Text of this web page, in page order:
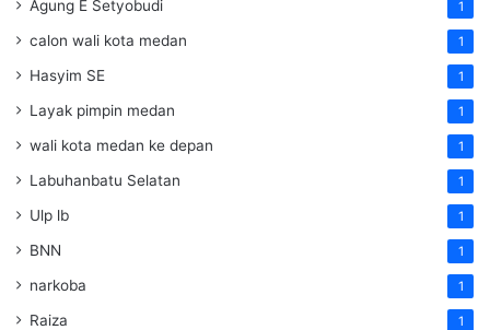
Agung E Setyobudi 1
calon wali kota medan 1
Hasyim SE 1
Layak pimpin medan 1
wali kota medan ke depan 1
Labuhanbatu Selatan 1
Ulp lb 1
BNN 1
narkoba 1
Raiza 1